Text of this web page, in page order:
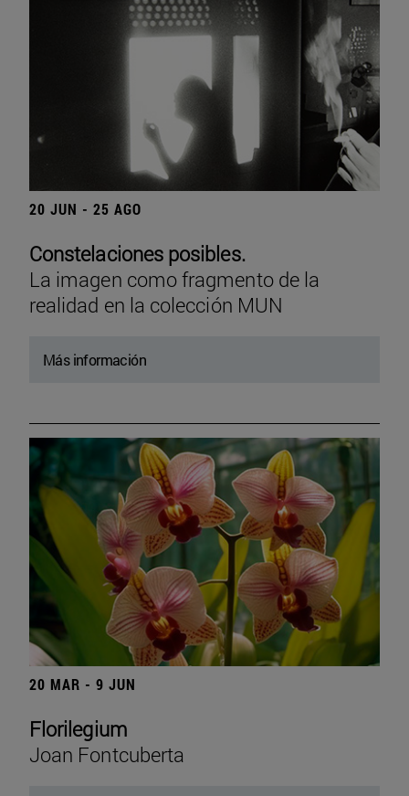
20 JUN - 25 AGO
Constelaciones posibles.
La imagen como fragmento de la
realidad en la colección MUN
Más información
20 MAR - 9 JUN
Florilegium
Joan Fontcuberta